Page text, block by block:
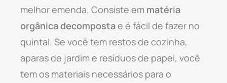
melhor emenda. Consiste em matéria
orgânica decomposta e é fácil de fazer no
quintal. Se você tem restos de cozinha,
aparas de jardim e resíduos de papel, você
tem os materiais necessários para o